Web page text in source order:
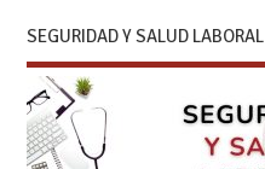
SEGURIDAD Y SALUD LABORAL